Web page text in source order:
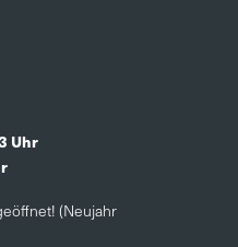
Uhr
(Neujahr